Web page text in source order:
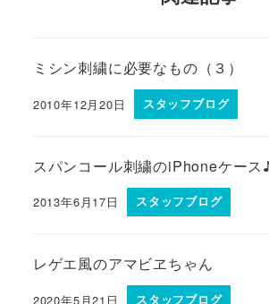
ミシン刺繍に必要なもの（３）
2010年12月20日 スタッフブログ
スパンコール刺繍のiPhoneケース
2013年6月17日 スタッフブログ
レゲエ風のアマビヱちゃん
2020年5月21日 スタッフブログ